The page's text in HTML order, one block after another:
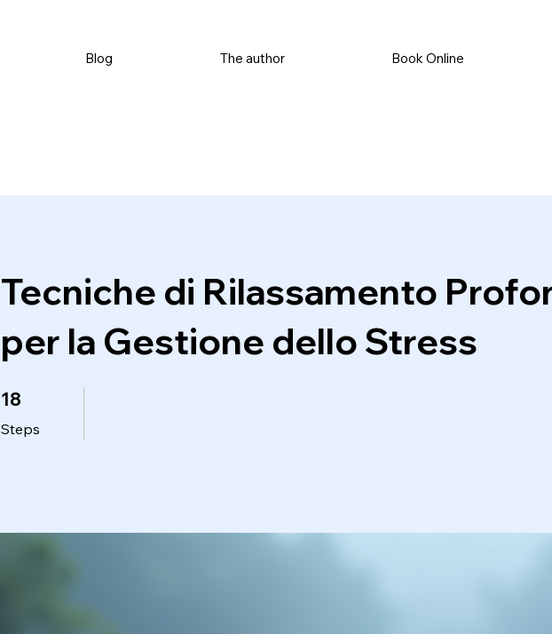
Blog The author Book Online
Tecniche di Rilassamento
per la Gestione dello Stress
18
Steps
18 Steps